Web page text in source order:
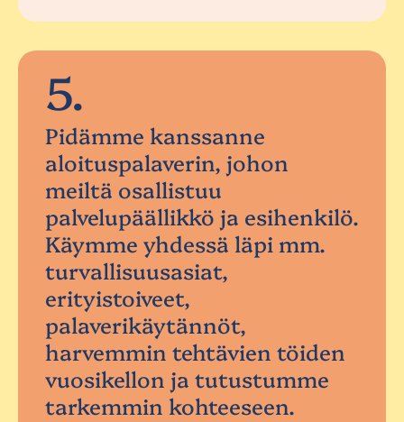
5.
Pidämme kanssanne
aloituspalaverin, johon
meiltä osallistuu
palvelupäällikkö ja esihenkilö.
Käymme yhdessä läpi mm.
turvallisuusasiat,
erityistoiveet,
palaverikäytännöt,
harvemmin tehtävien töiden
vuosikellon ja tutustumme
tarkemmin kohteeseen.